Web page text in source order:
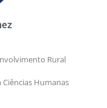
Rural
Humanas